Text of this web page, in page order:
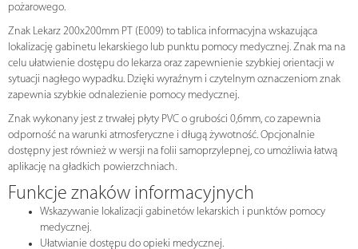
pożarowego.
Znak Lekarz 200x200mm PT (E009) to tablica informacyjna wskazująca
lokalizację gabinetu lekarskiego lub punktu pomocy medycznej. Znak ma na
celu ułatwienie dostępu do lekarza oraz zapewnienie szybkiej orientacji w
sytuacji nagłego wypadku. Dzięki wyraźnym i czytelnym oznaczeniom znak
zapewnia szybkie odnalezienie pomocy medycznej.
Znak wykonany jest z trwałej płyty PVC o grubości 0,6mm, co zapewnia
odporność na warunki atmosferyczne i długą żywotność. Opcjonalnie
dostępny jest również w wersji na folii samoprzylepnej, co umożliwia łatwą
aplikację na gładkich powierzchniach.
Funkcje znaków informacyjnych
Wskazywanie lokalizacji gabinetów lekarskich i punktów pomocy
medycznej.
Ułatwianie dostępu do opieki medycznej.